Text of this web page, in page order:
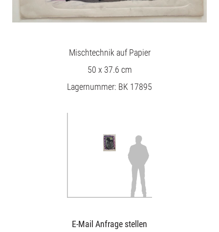
Mischtechnik auf Papier
50 x 37.6 cm
Lagernummer: BK 17895
E-Mail Anfrage stellen